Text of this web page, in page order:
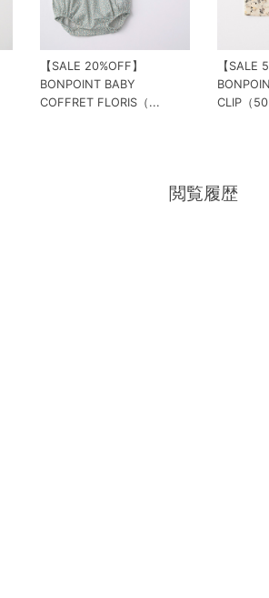
【SALE 20%OFF】
BONPOINT BABY
COFFRET FLORIS（...
【SALE
CLIP（
閲覧履歴